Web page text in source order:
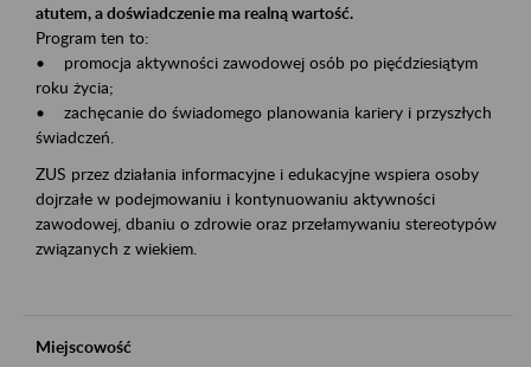
atutem, a doświadczenie ma realną wartość.
Program ten to:
• promocja aktywności zawodowej osób po pięćdziesiątym
roku życia;
• zachęcanie do świadomego planowania kariery i przyszłych
świadczeń.
ZUS przez działania informacyjne i edukacyjne wspiera osoby
dojrzałe w podejmowaniu i kontynuowaniu aktywności
zawodowej, dbaniu o zdrowie oraz przełamywaniu stereotypów
związanych z wiekiem.
Miejscowość